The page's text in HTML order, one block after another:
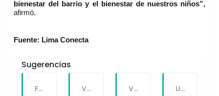
afirmó.
Fuente: Lima Conecta
Sugerencias
FALLECE FORTUNATO CHUQUITAYPE ANDRADE, “EL CHOLO”, REFERENTE DE LA SOLIDARIDAD Y LA CULTURA EN VILLA EL SALVADOR VILLA EL SALVADOR RECIBE A ANA CORREA PARA PRESENTAR LIBRO SOBRE MEMORIA, TEATRO Y RESISTENCIA DURANTE EL CONFLICTO ARMADO INTERNO. VILLA EL SALVADOR: EL ALCALDE GUIDO IÑIGO PERALTA PRIORIZÓ CONCIERTO DE SOMOS PERÚ Y NO ASISTIÓ AL DESFILE ESCOLAR CÍVICO CULTURAL 2026 UNIVERSIDAD SEÑOR DE SIPÁN PRESENTÓ ROBOT HUMANOIDE DE ÚLTIMA GENERACIÓN PARA FORTALECER LA INVESTIGACIÓN Y LA FORMACIÓN ACADÉMICA